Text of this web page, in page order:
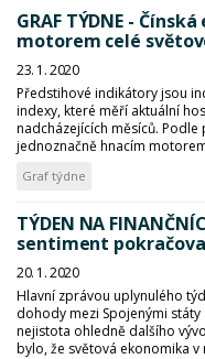
GRAF TÝDNE -
motorem celé
23. 1. 2020
Předstihové indikátory jsou
indexy, které měří aktuální
nadcházejících měsíců.
jednoznačně hnacím
Graf týdne
TÝDEN NA
sentiment
20. 1. 2020
Hlavní zprávou uplynulého
dohody mezi Spojenými
nejistota ohledně dalšího
bylo, že světová ekonomika